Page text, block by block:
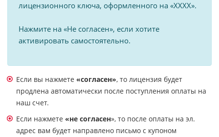
лицензионного ключа, оформленного на «ХХХХ».
Нажмите на «Не согласен», если хотите
активировать самостоятельно.
Если вы нажмете «согласен», то лицензия будет
продлена автоматически после поступления оплаты на
наш счет.
Если нажмете «не согласен», то после оплаты на эл.
адрес вам будет направлено письмо с купоном